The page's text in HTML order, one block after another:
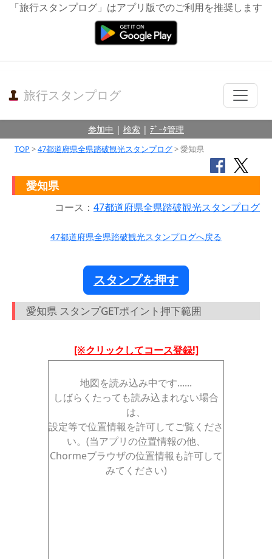
「旅行スタンプログ」はアプリ版でのご利用を推奨します
旅行スタンプログ
参加中 | 検索 | ﾃﾞｰﾀ管理
TOP>47都道府県全県踏破観光スタンプログ> 愛知県
愛知県
コース： 47都道府県全県踏破観光スタンプログ
47都道府県全県踏破観光スタンプログへ戻る
スタンプを押す
愛知県 スタンプGETポイント押下範囲
[※クリックしてコース登録!]
地図を読み込み中です......
しばらくたっても読み込まれない場合
は、
設定等で位置情報を許可してご覧くださ
い。(当アプリの位置情報の他、
Chormeブラウザの位置情報も許可して
みてください)